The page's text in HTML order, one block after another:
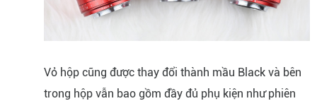
Vỏ hộp cũng được thay đổi thành mầu Black và bên
trong hộp vẫn bao gồm đầy đủ phụ kiện như phiên